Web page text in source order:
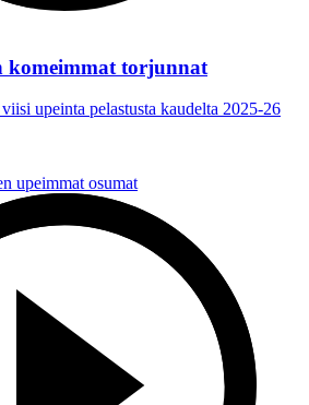
komeimmat torjunnat
upeinta pelastusta kaudelta 2025-26